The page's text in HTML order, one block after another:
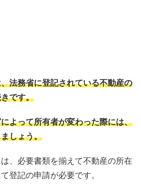
法務省に登記されている不動産の
です。
よって所有者が変わった際には、
しょう。
、必要書類を揃えて不動産の所在
登記の申請が必要です。